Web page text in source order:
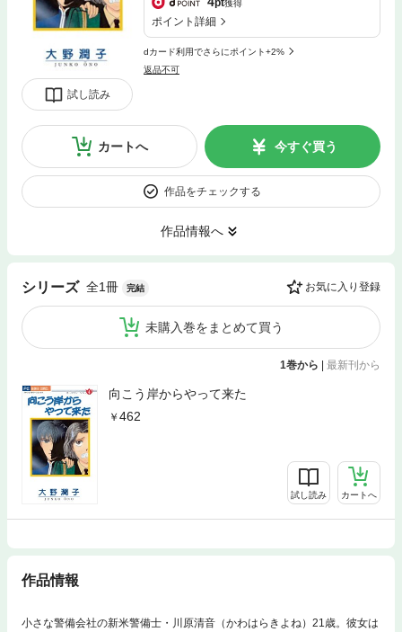
試し読み
pt獲得
ポイント詳細
dカード利用でさらにポイント+2%
返品不可
カートへ 今すぐ買う
作品をチェックする
作品情報へ
シリーズ 全1冊 完結 お気に入り登録
未購入巻をまとめて買う
1巻から 最新刊から
向こう岸からやって来た
462
試し読み カートへ
作品情報
小さな警備会社の新米警備士・川原清音（かわはらきよね）21歳。彼女は